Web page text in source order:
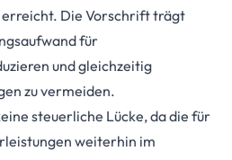
Die Vorschrift trägt
für
und gleichzeitig
zu vermeiden.
steuerliche Lücke, da die für
weiterhin im